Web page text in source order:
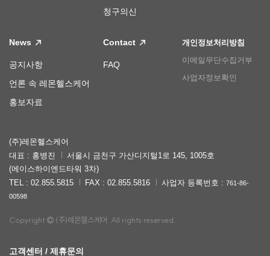
청구의신
News
공지사항
언론 속 레몬헬스케어
홍보자료
Contact
FAQ
개인정보처리방침
이메일무단수집거부
사업자정보확인
(주)레몬헬스케어
대표 : 홍병진
서울시 금천구 가산디지털1로 145, 1005호
(에이스하이엔드타워 3차)
TEL : 02.855.5815
FAX : 02.855.5816 사업자 등록번호 : 761-86-
00598
Copyright (주)레몬헬스케어. All rights reserved.
고객센터 / 제휴문의